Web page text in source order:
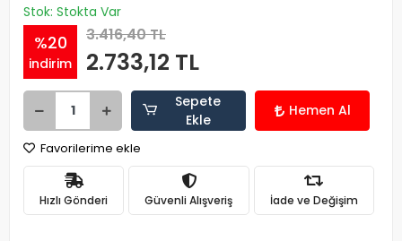
Stok: Stokta Var
%20
indirim
3.416,40 TL
2.733,12 TL
Sepete
Ekle
Hemen Al
Favorilerime ekle
Hızlı Gönderi Güvenli Alışveriş İade ve Değişim